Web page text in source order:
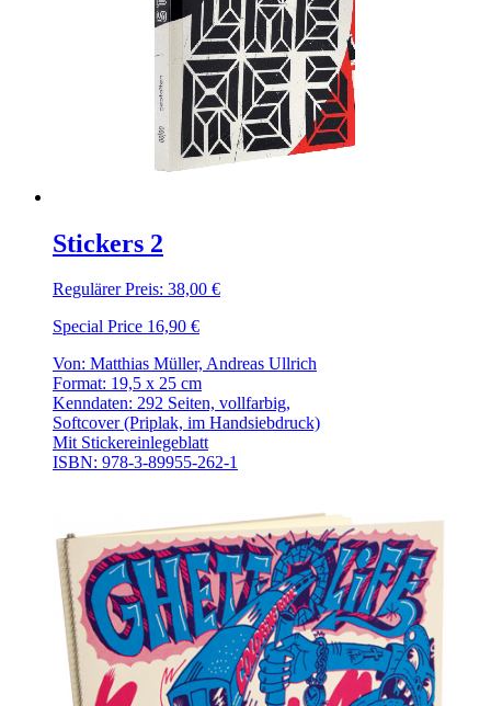
Stickers 2
Regulärer Preis: 38,00 €
Special Price 16,90 €
Von: Matthias Müller, Andreas Ullrich
Format: 19,5 x 25 cm
Kenndaten: 292 Seiten, vollfarbig,
Softcover (Priplak, im Handsiebdruck)
Mit Stickereinlegeblatt
ISBN: 978-3-89955-262-1